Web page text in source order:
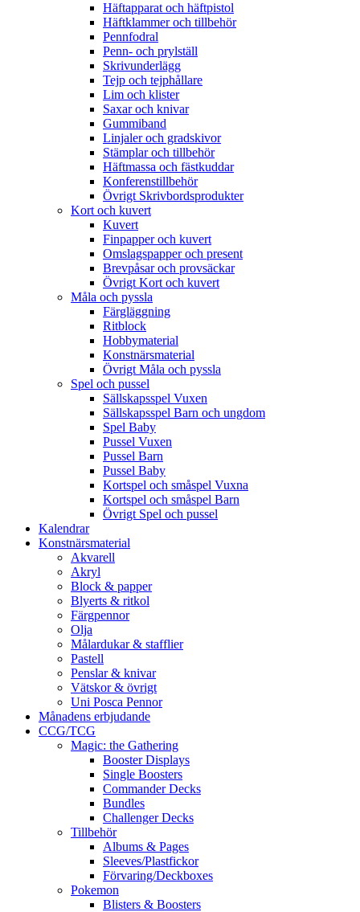
Häftapparat och häftpistol
Häftklammer och tillbehör
Pennfodral
Penn- och prylställ
Skrivunderlägg
Tejp och tejphållare
Lim och klister
Saxar och knivar
Gummiband
Linjaler och gradskivor
Stämplar och tillbehör
Häftmassa och fästkuddar
Konferenstillbehör
Övrigt Skrivbordsprodukter
Kort och kuvert
Kuvert
Finpapper och kuvert
Omslagspapper och present
Brevpåsar och provsäckar
Övrigt Kort och kuvert
Måla och pyssla
Färgläggning
Ritblock
Hobbymaterial
Konstnärsmaterial
Övrigt Måla och pyssla
Spel och pussel
Sällskapsspel Vuxen
Sällskapsspel Barn och ungdom
Spel Baby
Pussel Vuxen
Pussel Barn
Pussel Baby
Kortspel och småspel Vuxna
Kortspel och småspel Barn
Övrigt Spel och pussel
Kalendrar
Konstnärsmaterial
Akvarell
Akryl
Block & papper
Blyerts & ritkol
Färgpennor
Olja
Målardukar & stafflier
Pastell
Penslar & knivar
Vätskor & övrigt
Uni Posca Pennor
Månadens erbjudande
CCG/TCG
Magic: the Gathering
Booster Displays
Single Boosters
Commander Decks
Bundles
Challenger Decks
Tillbehör
Albums & Pages
Sleeves/Plastfickor
Förvaring/Deckboxes
Pokemon
Blisters & Boosters